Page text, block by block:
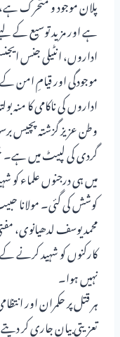
ہے اور مزید توسیع کے
اداروں، انٹیلی جنس
موجودگی اور قیامِ امن کے
اداروں کی ناکامی کا منہ
وطن عزیز گزشتہ
گردی کی لپیٹ میں
میں ہی درجنوں علماء
کوشش کی گئی۔ مولانا
محمد یوسف لدھیانوی،
کارکنوں کو شہید کرنے
نہیں ہوا۔
ہر قتل پر حکمران اور
تعزیتی بیان جاری کر